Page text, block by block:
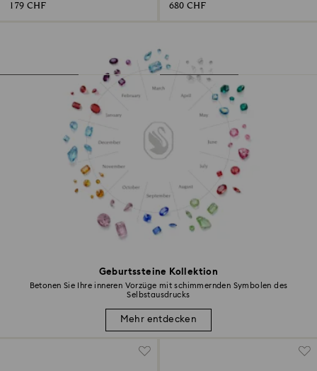
Geburtssteine Kollektion
Betonen Sie Ihre inneren Vorzüge mit schimmernden Symbolen des
Selbstausdrucks
Mehr entdecken
179 CHF 680 CHF